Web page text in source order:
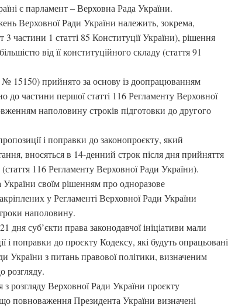
є парламент – Верховна Рада України.
Верховної Ради України належить, зокрема,
3 частини 1 статті 85 Конституції України), рішення
від її конституційного складу (стаття 91
15150) прийнято за основу із доопрацюванням
до частини першої статті 116 Регламенту Верховної
наполовину строків підготовки до другого
і поправки до законопроєкту, який
вносяться в 14-денний строк після дня прийняття
116 Регламенту Верховної Ради України).
своїм рішенням про одноразове
у Регламенті Верховної Ради України
наполовину.
суб’єкти права законодавчої ініціативи мали
і поправки до проєкту Кодексу, які будуть опрацьовані
України з питань правової політики, визначеним
розгляду.
розгляду Верховної Ради України проєкту
повноваження Президента України визначені